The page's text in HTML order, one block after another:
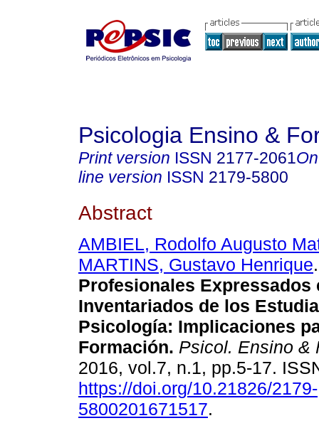
Psicologia Ensino &
Print version ISSN 2177-2061
line version ISSN 2179-5800
Abstract
AMBIEL, Rodolfo Augusto
MARTINS, Gustavo Henrique.
Profesionales Expressados
Inventariados de los
Psicología: Implicaciones
Formación. Psicol. Ensino &
2016, vol.7, n.1, pp.5-17.
https://doi.org/10.21826/2179-
5800201671517.